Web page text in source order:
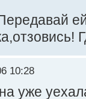
10:28
уже